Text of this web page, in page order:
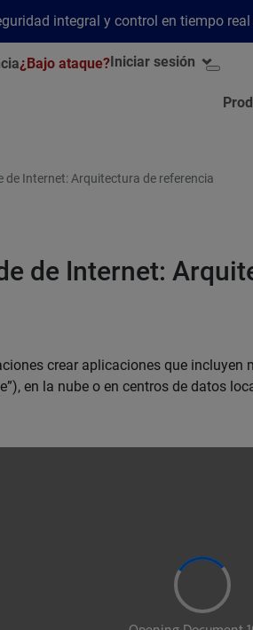
integral y control en tiempo
¿Bajo ataque?Iniciar sesión
de Internet: Arquitectura de referencia
de Internet:
crear aplicaciones que incluyen
en la nube o en centros de datos